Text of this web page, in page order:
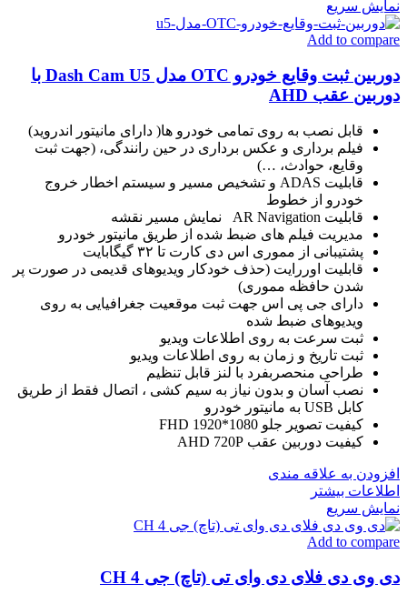
نمایش سریع
Add to compare
دوربین ثبت وقایع خودرو OTC مدل Dash Cam U5 با
دوربین عقب AHD
قابل نصب به روی تمامی خودرو ها( دارای مانیتور اندروید)
فیلم برداری و عکس برداری در حین رانندگی، (جهت ثبت
وقایع، حوادث، …)
قابلیت ADAS و تشخیص مسیر و سیستم اخطار خروج
خودرو از خطوط
قابلیت AR Navigation نمایش مسیر نقشه
مدیریت فیلم های ضبط شده از طریق مانیتور خودرو
پشتیبانی از مموری اس دی کارت تا ۳۲ گیگابایت
قابلیت اوررایت (حذف خودکار ویدیوهای قدیمی در صورت پر
شدن حافظه مموری)
دارای جی پی اس جهت ثبت موقعیت جغرافیایی به روی
ویدیوهای ضبط شده
ثبت سرعت به روی اطلاعات ویدیو
ثبت تاریخ و زمان به روی اطلاعات ویدیو
طراحی منحصربفرد با لنز قابل تنظیم
نصب آسان و بدون نیاز به سیم کشی ، اتصال فقط از طریق
کابل USB به مانیتور خودرو
کیفیت تصویر جلو FHD 1920*1080
کیفیت دوربین عقب AHD 720P
افزودن به علاقه مندی
اطلاعات بیشتر
نمایش سریع
Add to compare
دی وی دی فلای دی وای تی (تاچ) جی 4 CH